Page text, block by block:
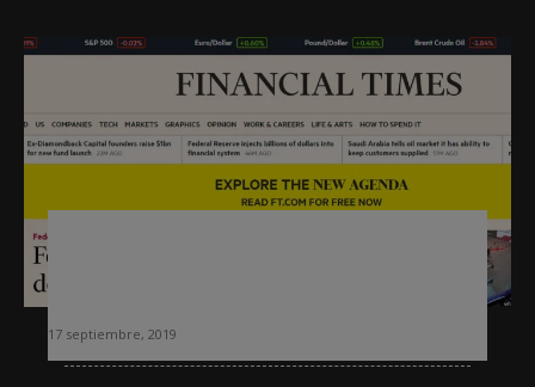
17 septiembre, 2019